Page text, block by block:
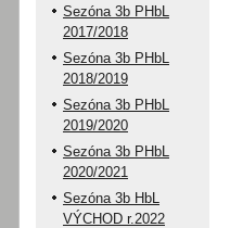
Sezóna 3b PHbL
2017/2018
Sezóna 3b PHbL
2018/2019
Sezóna 3b PHbL
2019/2020
Sezóna 3b PHbL
2020/2021
Sezóna 3b HbL
VÝCHOD r.2022